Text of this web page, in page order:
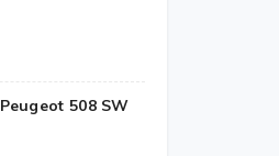
Peugeot 508 SW